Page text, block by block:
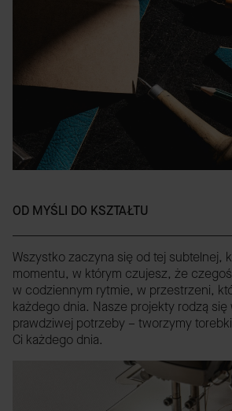
OD MYŚLI DO KSZTAŁTU
Wszystko zaczyna się od tej subtelnej,
momentu, w którym czujesz, że
w codziennym rytmie, w przestrzeni,
każdego dnia. Nasze projekty rodzą się
prawdziwej potrzeby – tworzymy
Ci każdego dnia.